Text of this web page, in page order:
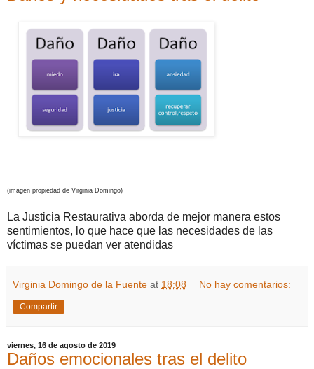
(imagen propiedad de Virginia Domingo)
La Justicia Restaurativa aborda de mejor manera estos
sentimientos, lo que hace que las necesidades de las
víctimas se puedan ver atendidas
Virginia Domingo de la Fuente at 18:08 No hay comentarios:
Compartir
viernes, 16 de agosto de 2019
Daños emocionales tras el delito